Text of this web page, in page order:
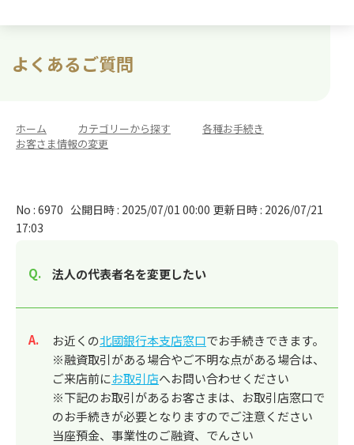
よくあるご質問
ホーム カテゴリーから探す 各種お手続き
お客さま情報の変更
No : 6970 公開日時 : 2025/07/01 00:00 更新日時 : 2026/07/21
17:03
法人の代表者名を変更したい
回答
お近くの北國銀行本支店窓口でお手続きできます。
※融資取引がある場合やご不明な点がある場合は、
ご来店前にお取引店へお問い合わせください
※下記のお取引があるお客さまは、お取引店窓口で
のお手続きが必要となりますのでご注意ください
当座預金、事業性のご融資、でんさい